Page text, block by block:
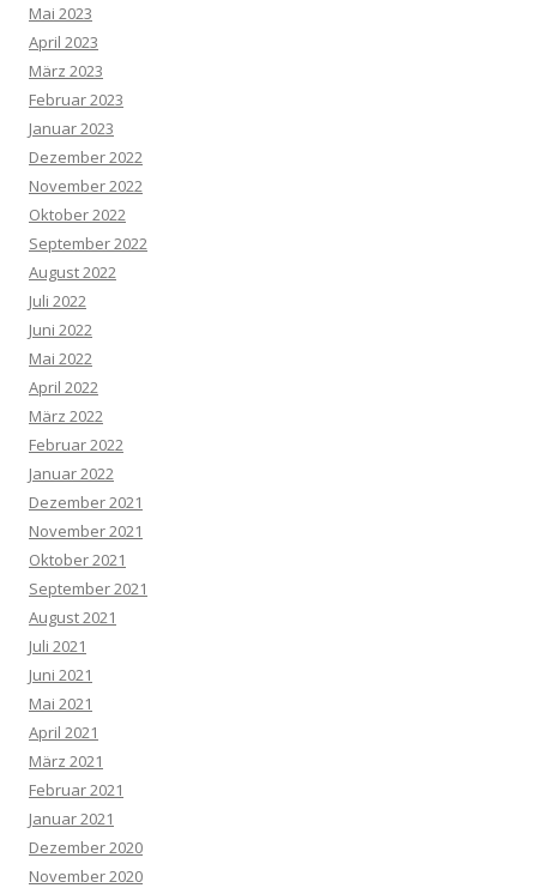
Mai 2023
April 2023
März 2023
Februar 2023
Januar 2023
Dezember 2022
November 2022
Oktober 2022
September 2022
August 2022
Juli 2022
Juni 2022
Mai 2022
April 2022
März 2022
Februar 2022
Januar 2022
Dezember 2021
November 2021
Oktober 2021
September 2021
August 2021
Juli 2021
Juni 2021
Mai 2021
April 2021
März 2021
Februar 2021
Januar 2021
Dezember 2020
November 2020